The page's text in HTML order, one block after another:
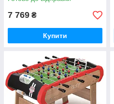
7 769 ₴
Купити